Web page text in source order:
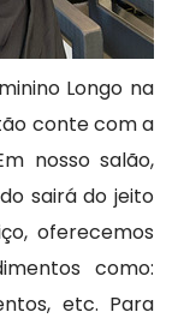
Longo na
conte com a
nosso salão,
sairá do jeito
oferecemos
como:
etc. Para